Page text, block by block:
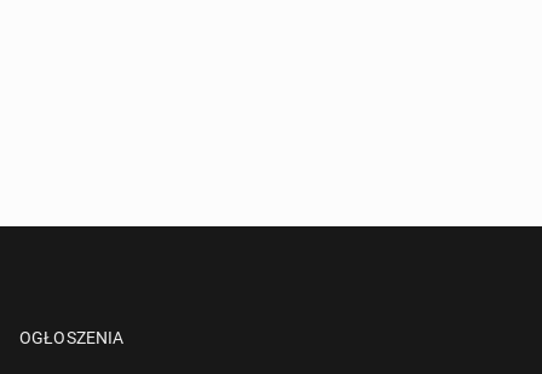
OGŁOSZENIA